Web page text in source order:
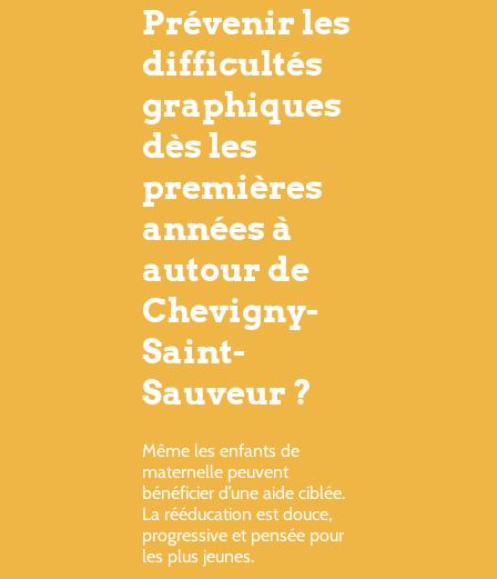
Prévenir les
difficultés
graphiques
dès les
premières
années à
autour de
Chevigny-
Saint-
Sauveur ?
Même les enfants de
maternelle peuvent
bénéficier d’une aide ciblée.
La rééducation est douce,
progressive et pensée pour
les plus jeunes.